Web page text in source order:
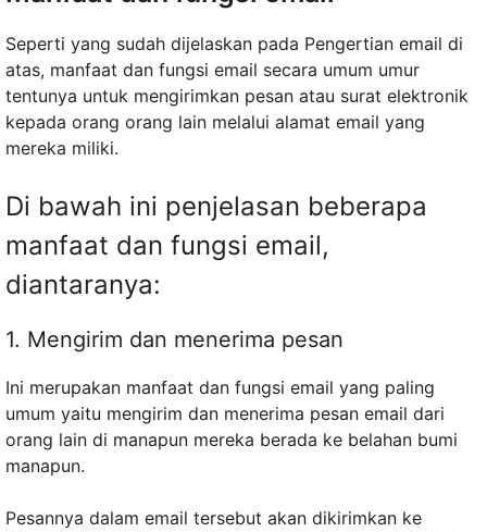
Seperti yang sudah dijelaskan pada Pengertian email di
atas, manfaat dan fungsi email secara umum umur
tentunya untuk mengirimkan pesan atau surat elektronik
kepada orang orang lain melalui alamat email yang
mereka miliki.
Di bawah ini penjelasan beberapa
manfaat dan fungsi email,
diantaranya:
1. Mengirim dan menerima pesan
Ini merupakan manfaat dan fungsi email yang paling
umum yaitu mengirim dan menerima pesan email dari
orang lain di manapun mereka berada ke belahan bumi
manapun.
Pesannya dalam email tersebut akan dikirimkan ke